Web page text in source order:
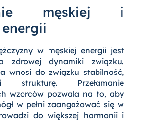
męskiej i
w męskiej energii jest
zdrowej dynamiki związku.
wnosi do związku stabilność,
Przełamanie
wzorców pozwala na to, aby
w pełni zaangażować się w
do większej harmonii i